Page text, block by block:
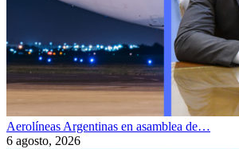
Aerolíneas Argentinas en asamblea de…
6 agosto, 2026